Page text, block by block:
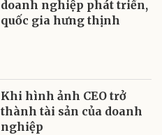
doanh nghiệp phát triển,
quốc gia hưng thịnh
Khi hình ảnh CEO trở
thành tài sản của doanh
nghiệp